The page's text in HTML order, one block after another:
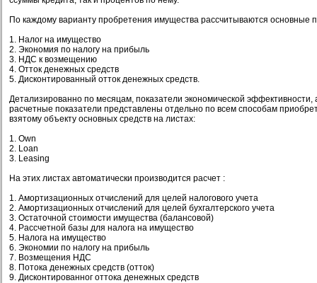
По каждому варианту пробретения имущества рассчитываются основные
1. Налог на имущество
2. Экономия по налогу на прибыль
3. НДС к возмещению
4. Отток денежных средств
5. Дисконтированный отток денежных средств.
Детализированно по месяцам, показатели экономической эффективности,
расчетные показатели представлены отдельно по всем способам
взятому объекту основных средств на листах:
1. Own
2. Loan
3. Leasing
На этих листах автоматически производится расчет :
1. Амортизационных отчислений для целей налогового учета
2. Амортизационных отчислений для целей бухгалтерского учета
3. Остаточной стоимости имущества (балансовой)
4. Рассчетной базы для налога на имущество
5. Налога на имущество
6. Экономии по налогу на прибыль
7. Возмещения НДС
8. Потока денежных средств (отток)
9. Дисконтированног оттока денежных средств